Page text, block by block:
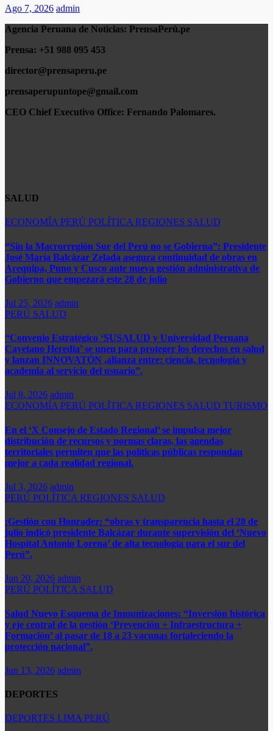
Ago 7, 2026 admin
Agencia Peruana de Noticias: PrensaPerú.pe
Prensa: +51 988 095 453
director@prensaperu.pe
prensaperupuntope@gmail.com
CEO Chief Executivo Office: Fernando Palomares.
SALUD
ECONOMÍA PERÚ POLÍTICA REGIONES SALUD
“Sin la Macrorregión Sur del Perú no se Gobierna”: Presidente
José María Balcázar Zelada asegura continuidad de obras en
Arequipa, Puno y Cusco ante nueva gestión administrativa de
Gobierno que empezará este 28 de julio
Jul 25, 2026 admin
PERÚ SALUD
“Convenio Estratégico ‘SUSALUD y Universidad Peruana
Cayetano Heredia’ se unen para proteger los derechos en salud
y lanzan INNOVATÓN ,alianza entre: ​ciencia, tecnología y
academia al servicio del usuario”.
Jul 8, 2026 admin
ECONOMÍA PERÚ POLÍTICA REGIONES SALUD TURISMO
En el ‘X Consejo de Estado Regional’ se impulsa mejor
distribución de recursos y normas claras, las agendas
territoriales permiten que las políticas públicas respondan
mejor a cada realidad regional.
Jul 3, 2026 admin
PERÚ POLÍTICA REGIONES SALUD
¡Gestión con Honradez¡ “obras y transparencia hasta el 28 de
julio indicó presidente Balcázar durante supervisión del ‘Nuevo
Hospital Antonio Lorena’ de alta tecnología para el sur del
Perú”.​
Jun 20, 2026 admin
PERÚ POLÍTICA SALUD
Salud Nuevo Esquema de Inmunizaciones: “Inversión histórica
y eje central de la gestión ‘Prevención + Infraestructura +
Formación’ al pasar de 18 a 23 vacunas fortaleciendo la
protección nacional”.
Jun 13, 2026 admin
DEPORTES
DEPORTES LIMAPERÚ